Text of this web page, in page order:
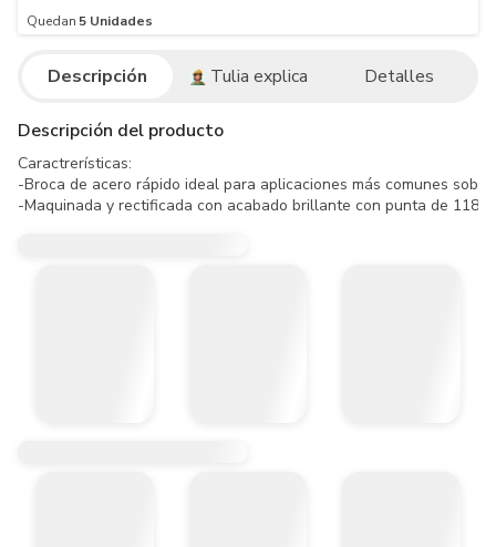
Quedan 5 Unidades
Descripción Tulia explica Detalles
Descripción del producto
Caractrerísticas:
-Broca de acero rápido ideal para aplicaciones más comunes
-Maquinada y rectificada con acabado brillante con punta de